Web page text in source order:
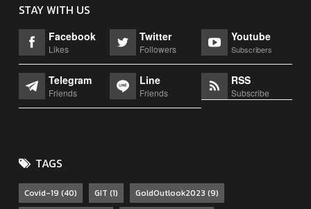
STAY WITH US
Facebook
Likes
Twitter
Followers
Youtube
Subscribers
Telegram
Friends
Line
Friends
RSS
Subscribe
TAGS
Covid-19 (40) GIT (1) GoldOutlook2023 (9)